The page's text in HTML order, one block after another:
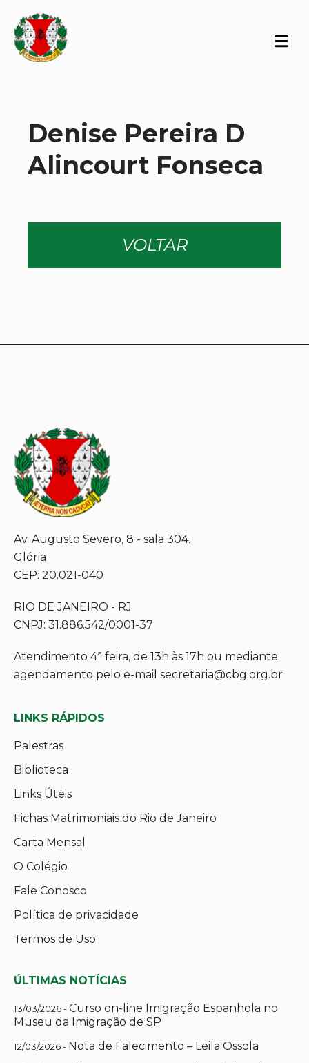
Denise Pereira D
Alincourt Fonseca
VOLTAR
Av. Augusto Severo, 8 - sala 304.
Glória
CEP: 20.021-040
RIO DE JANEIRO - RJ
CNPJ: 31.886.542/0001-37
Atendimento 4ª feira, de 13h às 17h ou mediante
agendamento pelo e-mail secretaria@cbg.org.br
LINKS RÁPIDOS
Palestras
Biblioteca
Links Úteis
Fichas Matrimoniais do Rio de Janeiro
Carta Mensal
O Colégio
Fale Conosco
Política de privacidade
Termos de Uso
ÚLTIMAS NOTÍCIAS
13/03/2026 -Curso on-line Imigração Espanhola no
Museu da Imigração de SP
12/03/2026 - Nota de Falecimento – Leila Ossola